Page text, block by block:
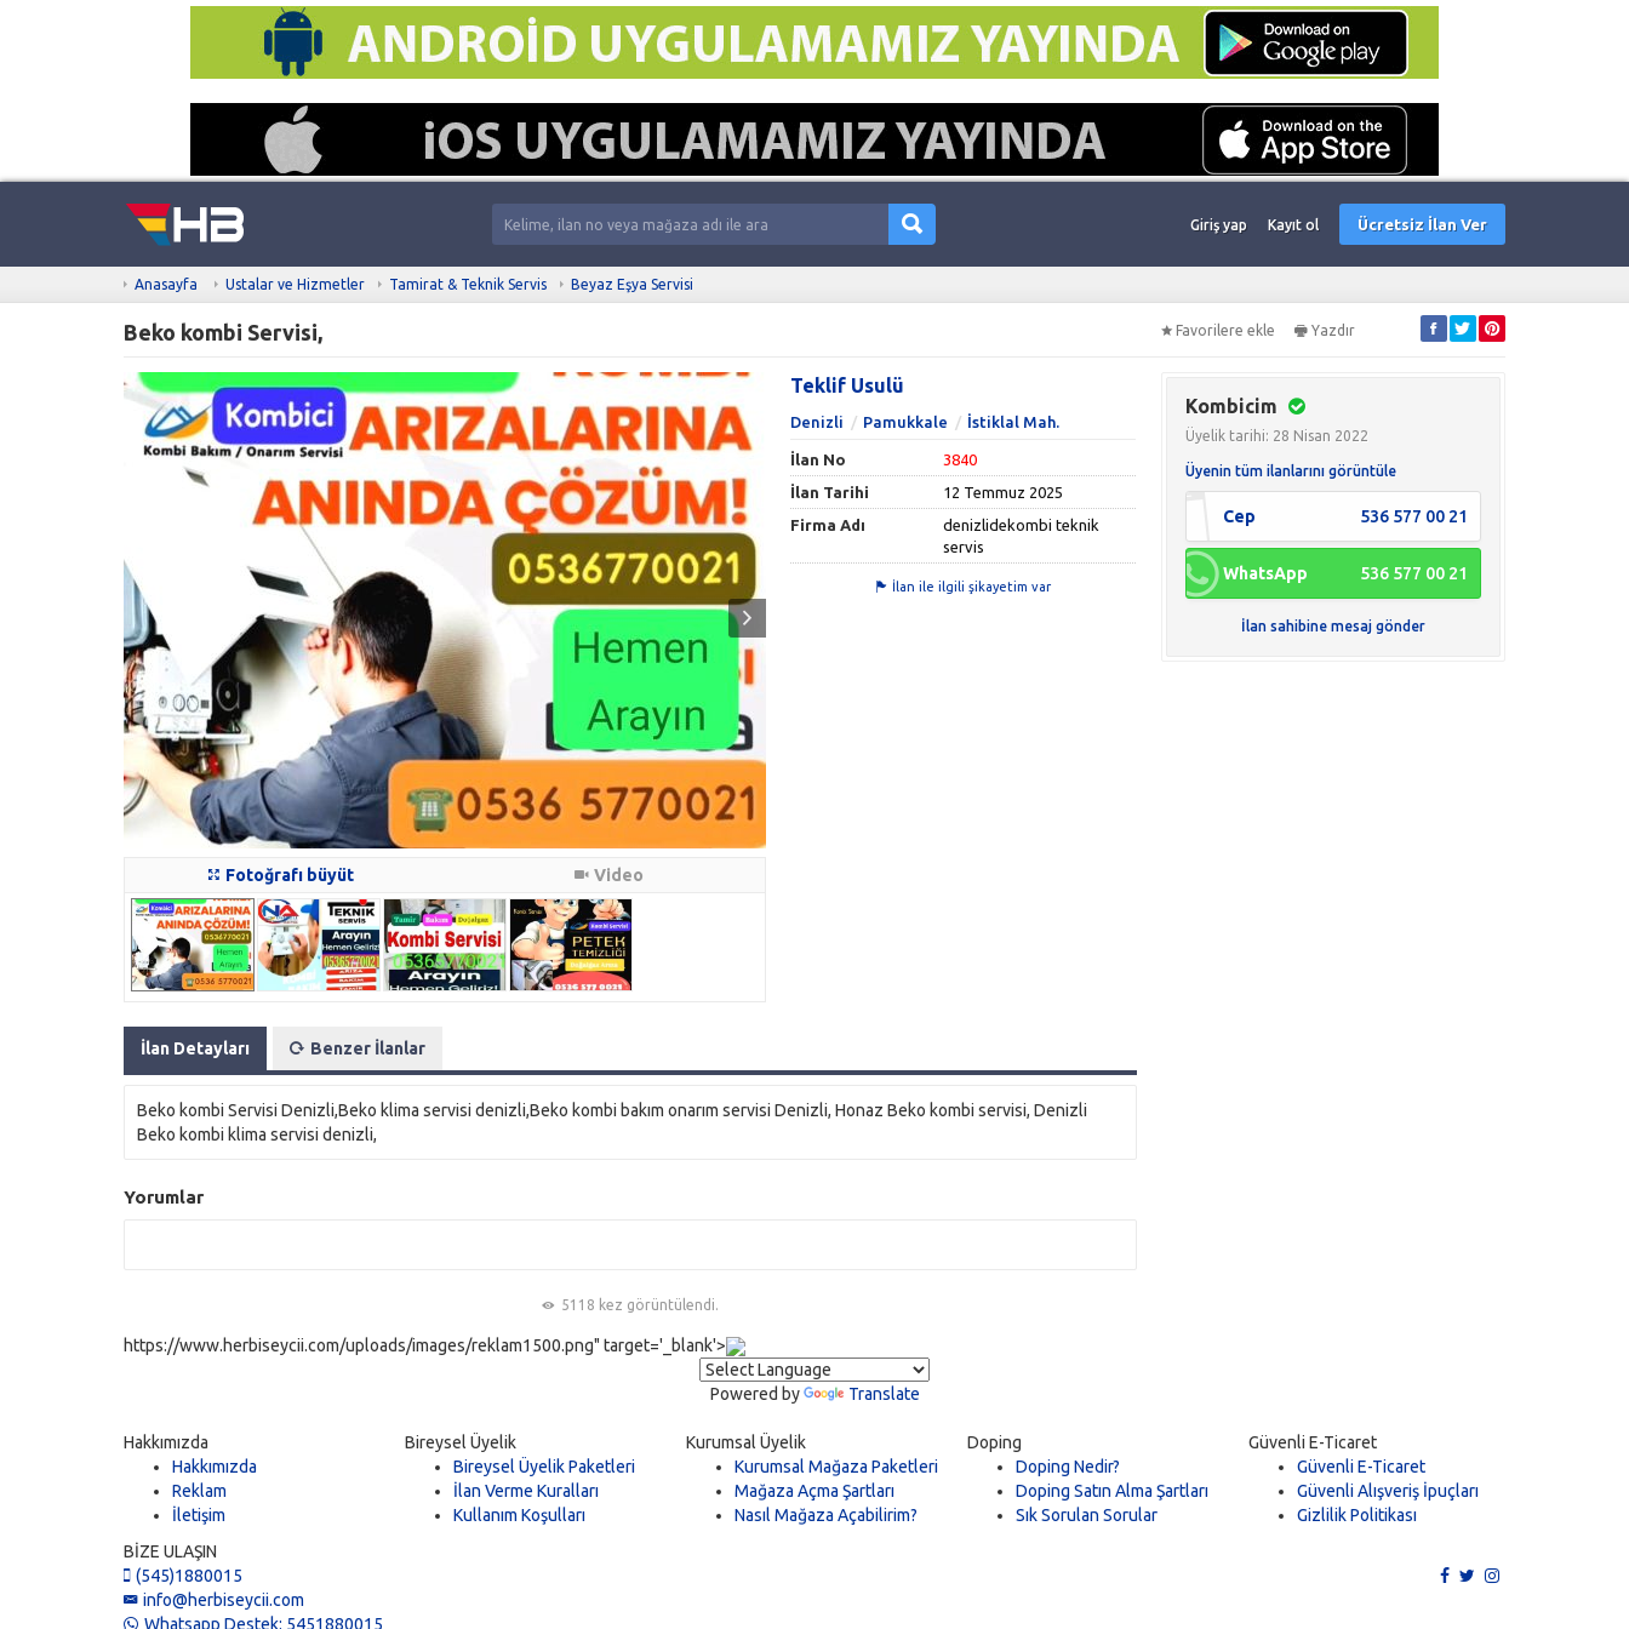
Giriş yap Kayıt ol Ücretsiz İlan Ver
Anasayfa Ustalar ve Hizmetler Tamirat & Teknik Servis Beyaz Eşya Servisi
Beko kombi Servisi, Favorilere ekle Yazdır
Fotoğrafı büyüt Video
Teklif Usulü
Denizli Pamukkale İstiklal Mah.
İlan No
3840
İlan Tarihi
12 Temmuz 2025
Firma Adı
denizlidekombi teknik
servis
İlan ile ilgili şikayetim var
İlan Detayları Benzer İlanlar
Beko kombi Servisi Denizli,Beko klima servisi denizli,Beko kombi bakım onarım servisi Denizli, Honaz Beko kombi servisi, Denizli
Beko kombi klima servisi denizli,
Yorumlar
5118 kez görüntülendi.
Kombicim
Üyelik tarihi: 28 Nisan 2022
Üyenin tüm ilanlarını görüntüle
Cep 536 577 00 21
WhatsApp 536 577 00 21
İlan sahibine mesaj gönder
https://www.herbiseycii.com/uploads/images/reklam1500.png" target='_blank'>
Powered by Translate
Hakkımızda
Hakkımızda
Reklam
İletişim
Bireysel Üyelik
Bireysel Üyelik Paketleri
İlan Verme Kuralları
Kullanım Koşulları
Kurumsal Üyelik
Kurumsal Mağaza Paketleri
Mağaza Açma Şartları
Nasıl Mağaza Açabilirim?
Doping
Doping Nedir?
Doping Satın Alma Şartları
Sık Sorulan Sorular
Güvenli E-Ticaret
Güvenli E-Ticaret
Güvenli Alışveriş İpuçları
Gizlilik Politikası
BİZE ULAŞIN
(545)1880015
info@herbiseycii.com
Whatsapp Destek: 5451880015